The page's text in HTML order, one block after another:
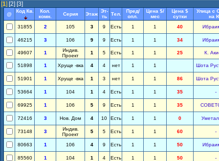
[1] [2] [3]
@
Код Кв.
Кол.
комн.
Серия Этаж
Эт-
ть
Тел.
Пред/
опл.
Цена $/
мес
Цена $
сутки
Улица с
на
31855
2 105 3 9 Есть 1 1 40
46215 3 106 9 9 Есть 1 1 34
49607 1
Индив.
Проект
1 5 Есть 1 1 25 К.
51898 1 Хруще -вка 4 4 нет 1 1 Шота
51901 1 Хруще -вка 1 3 нет 1 1 86 Шота
53664 1 104 1 4 Есть 1 1 35 -
69925 1 106 5 9 Есть 1 1 35
72416 3 Нов. Дом 4 10 Есть 1 1 0
73148 3
Индив.
Проект
5 5 Есть 1 1 60 -
80663 1 106 4 9 Есть 1 1 50
85560 1 104 1 4 Есть 1 1 50 -